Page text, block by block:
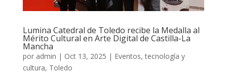
Lumina Catedral de Toledo recibe la Medalla al
Mérito Cultural en Arte Digital de Castilla-La
Mancha
por admin | Oct 13, 2025 | Eventos, tecnología y
cultura, Toledo